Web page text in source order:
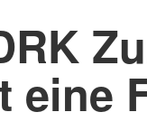
eine